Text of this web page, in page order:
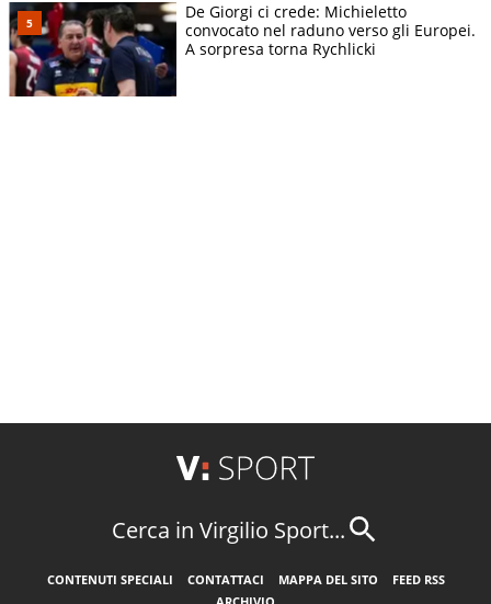
De Giorgi ci crede: Michieletto
convocato nel raduno verso gli Europei.
A sorpresa torna Rychlicki
Cerca in Virgilio Sport...
CONTENUTI SPECIALI CONTATTACI MAPPA DEL SITO
FEED RSS